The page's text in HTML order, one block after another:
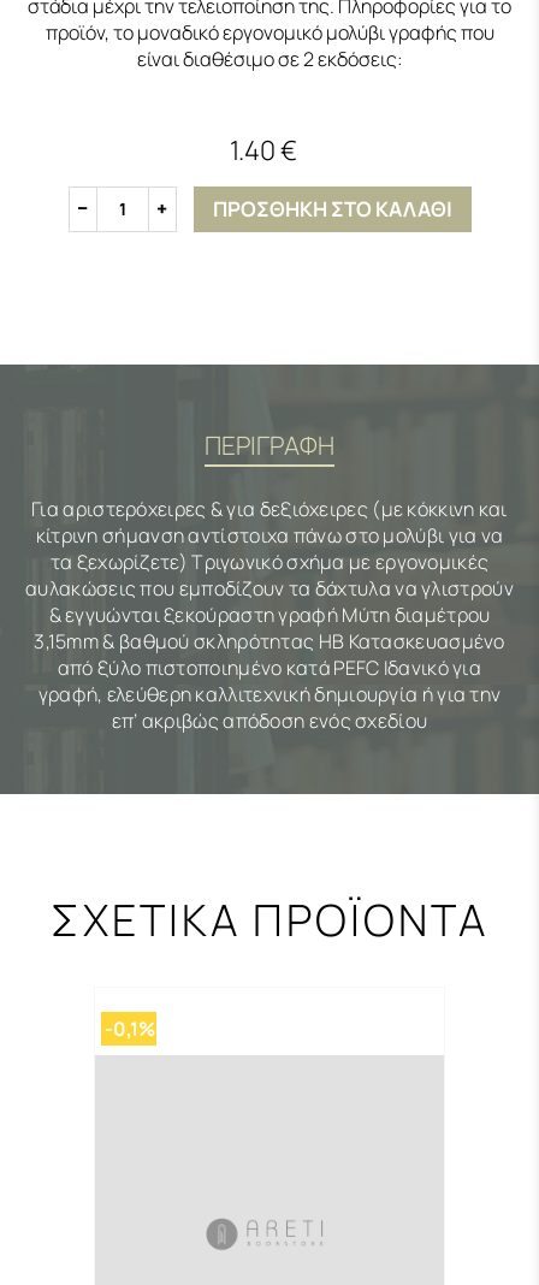
στάδια μέχρι την τελειοποίηση της. Πληροφορίες για το
προϊόν, το μοναδικό εργονομικό μολύβι γραφής που
είναι διαθέσιμο σε 2 εκδόσεις:
1.40 €
1 ΠΡΟΣΘΗΚΗ ΣΤΟ ΚΑΛΑΘΙ
ΠΕΡΙΓΡΑΦΗ
Για αριστερόχειρες & για δεξιόχειρες (με κόκκινη και
κίτρινη σήμανση αντίστοιχα πάνω στο μολύβι για να
τα ξεχωρίζετε) Τριγωνικό σχήμα με εργονομικές
αυλακώσεις που εμποδίζουν τα δάχτυλα να γλιστρούν
& εγγυώνται ξεκούραστη γραφή Μύτη διαμέτρου
3,15mm & βαθμού σκληρότητας HB Κατασκευασμένο
από ξύλο πιστοποιημένο κατά PEFC Ιδανικό για
γραφή, ελεύθερη καλλιτεχνική δημιουργία ή για την
επ’ ακριβώς απόδοση ενός σχεδίου
ΣΧΕΤΙΚΑ ΠΡΟΪΟΝΤΑ
-0,1%